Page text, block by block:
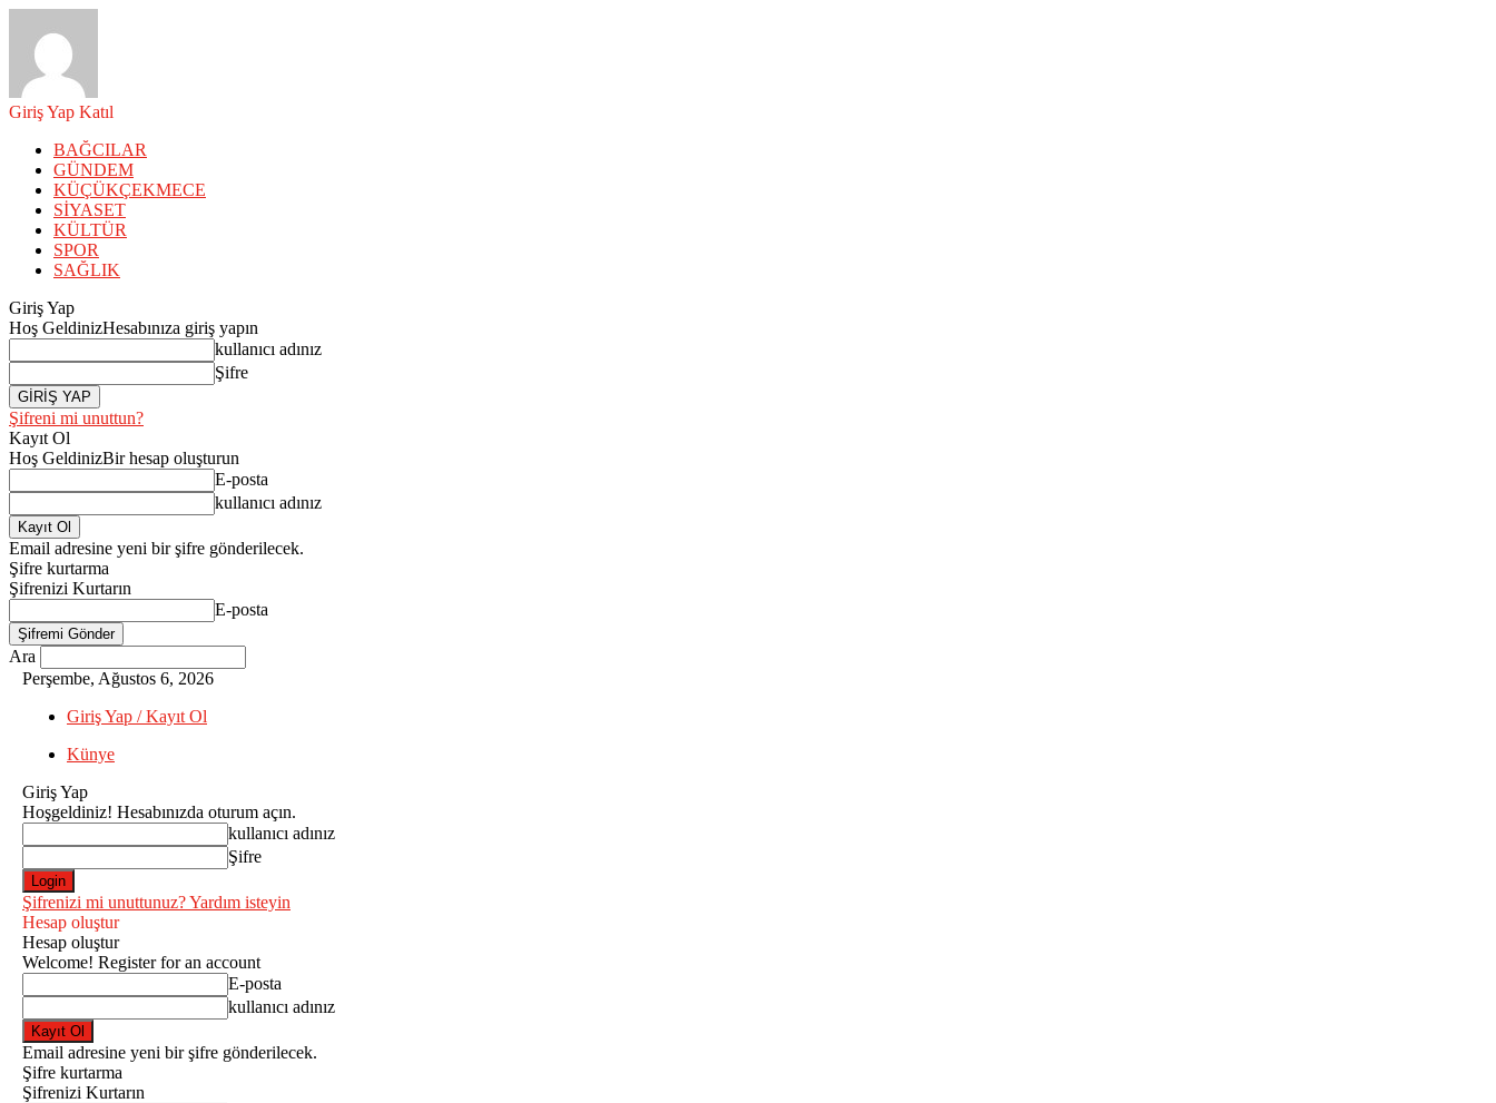
Giriş Yap Katıl
BAĞCILAR
GÜNDEM
KÜÇÜKÇEKMECE
SİYASET
KÜLTÜR
SPOR
SAĞLIK
Giriş Yap
Hoş GeldinizHesabınıza giriş yapın
kullanıcı adınız
Şifre
Şifreni mi unuttun?
Kayıt Ol
Hoş GeldinizBir hesap oluşturun
E-posta
kullanıcı adınız
Email adresine yeni bir şifre gönderilecek.
Şifre kurtarma
Şifrenizi Kurtarın
E-posta
Ara
Perşembe, Ağustos 6, 2026
Giriş Yap / Kayıt Ol
Künye
Giriş Yap
Hoşgeldiniz! Hesabınızda oturum açın.
kullanıcı adınız
Şifre
Şifrenizi mi unuttunuz? Yardım isteyin
Hesap oluştur
Hesap oluştur
Welcome! Register for an account
E-posta
kullanıcı adınız
Email adresine yeni bir şifre gönderilecek.
Şifre kurtarma
Şifrenizi Kurtarın